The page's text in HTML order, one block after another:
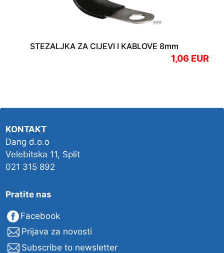
STEZALJKA ZA CIJEVI I KABLOVE 8mm
1,06 EUR
KONTAKT
Dang d.o.o
Velebitska 11, Split
021 315 892
Pratite nas
Facebook
Prijava za novosti
Subscribe to newsletter